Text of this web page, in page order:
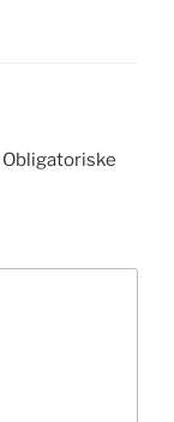
Obligatoriske